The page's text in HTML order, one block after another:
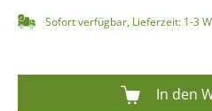
Sofort verfügbar, Lieferzeit: 1-3
In den